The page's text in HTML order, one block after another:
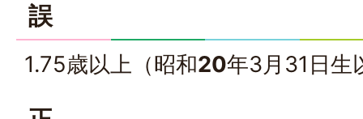
誤
1.75歳以上（昭和20年3月31日生